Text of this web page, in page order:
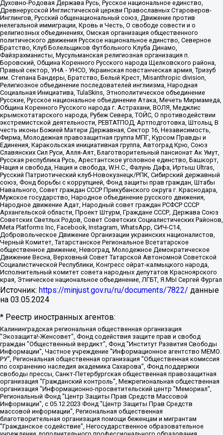
Духовно-Родовая Держава Русь, Русское национальное единство,
Древнерусской Инглистической церкви Православных Староверов-
Инглингов, Русский общенациональный союз, Движение против
нелегальной иммиграции, Кровь и Честь, О свободе совести и о
религиозных объединениях, Омская организация общественного
политического движения Русское национальное единство, Северное
Братство, Клуб Болельщиков Футбольного Клуба Динамо,
Файзрахманисты, Мусульманская религиозная организация п.
Боровский, Община Коренного Русского народа Щелковского района,
Правый сектор, УНА - УНСО, Украинская повстанческая армия, Тризуб
им. Степана Бандеры, Братство, Белый Крест, Misanthropic division,
Религиозное объединение последователей инглиизма, Народная
Социальная Инициатива, TulaSkins, Этнополитическое объединение
Русские, Русское национальное объединение Атака, Мечеть Мирмамеда,
Община Коренного Русского народа г. Астрахани, ВОЛЯ, Меджлис
крымскотатарского народа, Рубеж Севера, ТОЙС, О противодействии
экстремистской деятельности, РЕВТАТПОД, Артподготовка, Штольц, В
честь иконы Божией Матери Державная, Сектор 16, Независимость,
Фирма, Молодежная правозащитная группа МПГ, Курсом Правды и
Единения, Каракольская инициативная группа, Автоград Крю, Союз
Славянских Сил Руси, Алля-Аят, Благотворительный пансионат Ак Умут,
Русская республика Русь, Арестантское уголовное единство, Башкорт,
Нация и свобода, Нация и свобода, W.H.С., Фалунь Дафа, Иртыш Ultras,
Русский Патриотический клуб-Новокузнецк/РПК, Сибирский державный
союз, Фонд борьбы с коррупцией, Фонд защиты прав граждан, Штабы
Навального, Совет граждан СССР Прикубанского округа г. Краснодара,
Мужское государство, Народное объединение русского движения,
Народное движение Адат, Народный совет граждан РСФСР СССР
Архангельской области, Проект Штурм, Граждане СССР, Держава Союз
Советских Светлых Родов, Совет Советских Социалистических Районов,
Meta Platforms Inc, Facebook, Instagram, WhatsApp, СИЧ-С14,
Добровольческое Движение Организации украинских националистов,
Черный Комитет, Татарстанское Региональное Всетатарское
общественное движение, Невоград, Молодежное Демократическое
Движение Весна, Верховный Совет Татарской Автономной Советской
Социалистической Республики, Конгресс ойрат-калмыцкого народа,
Исполнительный комитет совета народных депутатов Красноярского
края, Этническое национальное объединение, ЛГБТ, Я.МЫ Сергей Фургал
Источник: https://minjust.gov.ru/ru/documents/7822/ данные
на 03.05.2024
* Реестр иностранных агентов:
Калининградская региональная общественная организация "Экозащита!-Женсовет", Фонд содействия защите прав и свобод граждан "Общественный вердикт", Фонд "Институт Развития Свободы Информации", Частное учреждение "Информационное агентство МЕМО. РУ", Региональная общественная организация "Общественная комиссия по сохранению наследия академика Сахарова", Фонд поддержки свободы прессы, Санкт-Петербургская общественная правозащитная организация "Гражданский контроль", Межрегиональная общественная организация "Информационно-просветительский центр "Мемориал", Региональный Фонд "Центр Защиты Прав Средств Массовой Информации", с 05.12.2023 Фонд "Центр Защиты Прав Средств массовой информации", Региональная общественная благотворительная организация помощи беженцам и мигрантам "Гражданское содействие", Негосударственное образовательное учреждение дополнительного профессионального образования (повышение квалификации) специалистов "АКАДЕМИЯ ПО ПРАВАМ ЧЕЛОВЕКА", Свердловская региональная общественная организация "Сутяжник", Автономная некоммерческая организация "Центр независимых социологических исследований", Союз общественных объединений "Российский исследовательский центр по правам человека", Региональное общественное учреждение научно-информационный центр "МЕМОРИАЛ", Некоммерческая организация "Фонд защиты гласности", Автономная некоммерческая организация "Институт прав человека", Городская общественная организация "Екатеринбургское общество "МЕМОРИАЛ", Городская общественная организация "Рязанское историко-просветительское и правозащитное общество "Мемориал" (Рязанский Мемориал), Челябинский региональный орган общественной самодеятельности – женское общественное объединение "Женщины Евразии", Челябинский региональный орган общественной самодеятельности "Уральская правозащитная группа", Фонд содействия защите здоровья и социальной справедливости имени Андрея Рылькова, Автономная Некоммерческая Организация "Аналитический Центр Юрия Левады", Автономная некоммерческая организация социальной поддержки населения "Проект Апрель", Региональная общественная организация помощи женщинам и детям, находящимся в кризисной ситуации "Информационно-методический центр "Анна", Фонд содействия развитию массовых коммуникаций и правовому просвещению "Так-так-Так", Фонд содействия устойчивому развитию "Серебряная тайга", Свердловский региональный общественный фонд социальных проектов "Новое время", "Idel.Реалии", Кавказ.Реалии, Крым.Реалии, Телеканал Настоящее Время, Татаро-башкирская служба Радио Свобода (Azatliq Radiosi), Радио Свободная Европа/Радио Свобода (PCE/PC), "Сибирь.Реалии", "Фактограф", Благотворительный фонд помощи осужденным и их семьям, Автономная некоммерческая организация "Институт глобализации и социальных движений", Фонд "В защиту прав заключенных", Частное учреждение "Центр поддержки и содействия развитию средств массовой информации", Пензенский региональный общественный благотворительный фонд "Гражданский союз", "Север.Реалии", Некоммерческая организация Фонд "Правовая инициатива", Общество с ограниченной ответственностью "Радио Свободная Европа/Радио Свобода", Чешское информационное агентство "MEDIUM-ORIENT", Красноярская региональная общественная организация "Мы против СПИДа", Камалягин Денис Николаевич, Маркелов Сергей Евгеньевич, Пономарев Лев Александрович, Савицкая Людмила Алексеевна, Автономная некоммерческая организация "Центр по работе с проблемой насилия "НАСИЛИЮ.НЕТ", Межрегиональный профессиональный союз работников здравоохранения "Альянс врачей", Юридическое лицо, зарегистрированное в Латвийской Республике, SIA "Medusa Project" (регистрационный номер 40103797863, дата регистрации 10.06.2014), Некоммерческая организация "Фонд по борьбе с коррупцией", Автономная некоммерческая организация "Институт права и публичной политики", Баданин Роман Сергеевич, Гликин Максим Александрович, Железнова Мария Михайловна, Лукьянова Юлия Сергеевна, Маетная Елизавета Витальевна, Маняхин Петр Борисович, Чуракова Ольга Владимировна, Ярош Юлия Петровна, Юридическое лицо "The Insider SIA", зарегистрированное в Риге, Латвийская Республика (дата регистрации 26.06.2015), являющееся администратором доменного имени интернет-издания "The Insider SIA", https://theins.ru, Постернак Алексей Евгеньевич, Рубин Михаил Аркадьевич, Анин Роман Александрович, Юридическое лицо Istories fonds, зарегистрированное в Латвийской Республике (регистрационный номер 50008295751, дата регистрации 24.02.2020), Великовский Дмитрий Александрович, Долинина Ирина Николаевна, Мароховская Алеся Алексеевна, Шлейнов Роман Юрьевич, Шмагун Олеся Валентиновна, Общество с ограниченной ответственностью "Альтаир 2021", Общество с ограниченной ответственностью "Вега 2021", Общество с ограниченной ответственностью "Главный редактор 2021", Общество с ограниченной ответственностью "Ромашки монолит", Важенков Артем Валерьевич, Ивановская областная общественная организация "Центр гендерных исследований", Гурман Юрий Альбертович, Медиапроект "ОВД-Инфо", Егоров Владимир Владимирович, Жилинский Владимир Александрович, Общество с ограниченной ответственностью "ЗП", Иванова София Юрьевна, Карезина Инна Павловна, Кильтау Екатерина Викторовна, Петров Алексей Викторович, Пискунов Сергей Евгеньевич, Смирнов Сергей Сергеевич, Тихонов Михаил Сергеевич, Общество с ограниченной ответственностью "ЖУРНАЛИСТ-ИНОСТРАННЫЙ АГЕНТ", Арапова Галина Юрьевна, Вольтская Татьяна Анатольевна, Американская компания "Mason G.E.S. Anonymous Foundation" (США), являющаяся владельцем интернет-издания https://mnews.world/, Компания "Stichting Bellingcat", зарегистрированная в Нидерландах (дата регистрации 11.07.2018), Захаров Андрей Вячеславович, Клепиковская Екатерина Дмитриевна, Общество с ограниченной ответственностью "МЕМО", Перл Роман Александрович, Симонов Евгений Алексеевич, Соловьева Елена Анатольевна, Сотников Даниил Владимирович, Сурначева Елизавета Дмитриевна, Автономная некоммерческая организация по защите прав человека и информированию населения "Якутия – Наше Мнение", Общество с ограниченной ответственностью "Москоу диджитал медиа", с 26.01.2023 Общество с ограниченной ответственностью "Чайка Белые сады", Ветошкина Валерия Валерьевна, Заговора Максим Александрович, Межрегиональное общественное движение "Российская ЛГБТ - сеть", Оленичев Максим Владимирович, Павлов Иван Юрьевич, Скворцова Елена Сергеевна, Общество с ограниченной ответственностью "Как бы инагент", Кочетков Игорь Викторович, Общество с ограниченной ответственностью "Честные выборы", Еланчик Олег Александрович, Общество с ограниченной ответственностью "Нобелевский призыв", Гималова Регина Эмилевна, Григорьев Андрей Валерьевич, Григорьева Алина Александровна, Ассоциация по содействию защите прав призывников, альтернативнослужащих и военнослужащих "Правозащитная группа "Гражданин.Армия.Право", Хисамова Регина Фаритовна, Автономная некоммерческая организация по реализации социально-правовых программ "Лилит", Дальневосточное общественное движение "Маяк", Санкт-Петербургская ЛГБТ-инициативная группа "Выход", Инициативная группа ЛГБТ+ "Реверс", Алексеев Андрей Викторович, Бекбулатова Таисия Львовна, Беляев Иван Михайлович, Владыкина Елена Сергеевна, Гельман Марат Александрович, Никульшина Вероника Юрьевна, Толоконникова Надежда Андреевна, Шендерович Виктор Анатольевич, Общество с ограниченной ответственностью "Данное сообщение", Общество с ограниченной ответственностью Издательский дом "Новая глава", Айнбиндер Александра Александровна, Московский комьюнити-центр для ЛГБТ+инициатив, Благотворительный фонд развития филантропии, Deutsche Welle (Германия, Kurt-Schumacher-Strasse 3, 53113 Bonn), Борзунова Мария Михайловна, Воробьев Виктор Викторович, Голубева Анна Львовна, Константинова Алла Михайловна, Малкова Ирина Владимировна, Мурадов Мурад Абдулгалимович, Осетинская Елизавета Николаевна, Понасенков Евгений Николаевич, Ганапольский Матвей Юрьевич, Киселев Евгений Алексеевич, Борухович Ирина Григорьевна, Дремин Иван Тимофеевич, Дубровский Дмитрий Викторович, Красноярская региональная общественная организация поддержки и развития альтернативных образовательных технологий и межкультурных коммуникаций "ИНТЕРРА", Маяковская Екатерина Алексеевна, Фейгин Марк Захарович, Филимонов Андрей Викторович, Дзугкоева Регина Николаевна, Доброхотов Роман Александрович, Дудь Юрий Александрович, Елкин Сергей Владимирович, Кругликов Кирилл Игоревич, Сабунаева Мария Леонидовна, Семенов Алексей Владимирович, Шаинян Карен Багратович, Шульман Екатерина Михайловна, Асафьев Артур Валерьевич, Вахштайн Виктор Семенович, Венедиктов Алексей Алексеевич, Лушникова Екатерина Евгеньевна, Волков Леонид Михайлович, Невзоров Александр Глебович, Пархоменко Сергей Борисович, Сироткин Ярослав Николаевич, Кара-Мурза Владимир Владимирович, Баранова Наталья Владимировна, Гозман Леонид Яковлевич, Кагарлицкий Борис Юльевич, Климарев Михаил Валерьевич, Милов Владимир Станиславович, Автономная некоммерческая организация Краснодарский центр современного искусства "Типография", Моргенштерн Алишер Тагирович, Соболь Любовь Эдуардовна, Общество с ограниченной ответственностью "ЛИЗА НОРМ", Каспаров Гарри Кимович, Ходорковский Михаил Борисович, Общество с ограниченной ответственностью "Апрельские тезисы", Данилович Ирина Брониславовна, Кашин Олег Владимирович, Петров Николай Владимирович, Пивоваров Алексей Владимирович, Соколов Михаил Владимирович, Цветкова Юлия Владимировна, Чичваркин Евгений Александрович, Комитет против пыток/Команда против пыток, Общество с ограниченной ответственностью "Первый научный", Общество с ограниченной ответственностью "Вертолет и ко", Белоцерковская Вероника Борисовна, Кац Максим Евгеньевич, Лазарева Татьяна Юрьевна, Шаведдинов Руслан Табризович, Яшин Илья Валерьевич, Общество с ограниченной ответственностью "Иноагент ААВ", Алешковский Дмитрий Петрович, Альбац Евгения Марковна, Быков Дмитрий Львович, Галямина Юлия Евгеньевна, Лойко Сергей Леонидович, Мартынов Кирилл Константинович, Медведев Сергей Александрович, Крашенинников Федор Геннадиевич, Гордеева Катерина Вл